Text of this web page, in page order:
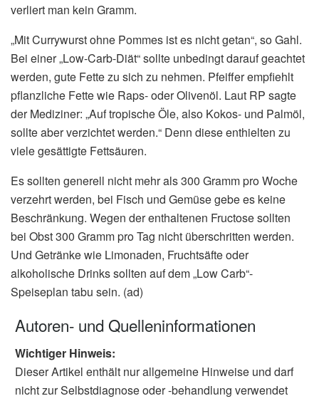
verliert man kein Gramm.
„Mit Currywurst ohne Pommes ist es nicht getan“, so Gahl.
Bei einer „Low-Carb-Diät“ sollte unbedingt darauf geachtet
werden, gute Fette zu sich zu nehmen. Pfeiffer empfiehlt
pflanzliche Fette wie Raps- oder Olivenöl. Laut RP sagte
der Mediziner: „Auf tropische Öle, also Kokos- und Palmöl,
sollte aber verzichtet werden.“ Denn diese enthielten zu
viele gesättigte Fettsäuren.
Es sollten generell nicht mehr als 300 Gramm pro Woche
verzehrt werden, bei Fisch und Gemüse gebe es keine
Beschränkung. Wegen der enthaltenen Fructose sollten
bei Obst 300 Gramm pro Tag nicht überschritten werden.
Und Getränke wie Limonaden, Fruchtsäfte oder
alkoholische Drinks sollten auf dem „Low Carb“-
Speiseplan tabu sein. (ad)
Autoren- und Quelleninformationen
Wichtiger Hinweis:
Dieser Artikel enthält nur allgemeine Hinweise und darf
nicht zur Selbstdiagnose oder -behandlung verwendet